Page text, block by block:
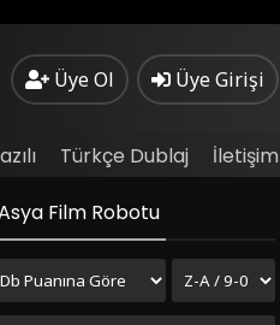
Üye Ol Üye Girişi
Türkçe Dublaj İletişim
Film Robotu